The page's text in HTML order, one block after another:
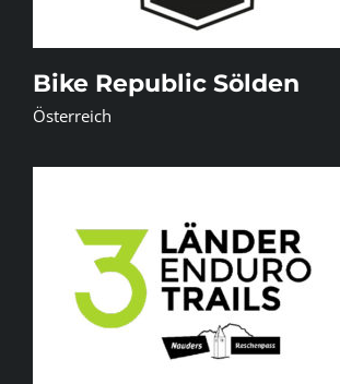
Bike Republic Sölden
Österreich